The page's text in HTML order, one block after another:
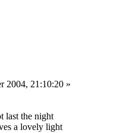
2004, 21:10:20 »
last the night
a lovely light